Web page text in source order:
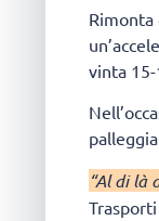
Rimonta
vinta 15-
“Al di là